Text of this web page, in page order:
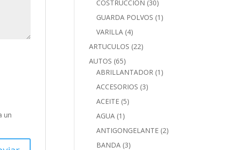
un
COSTRUCCION (30)
GUARDA POLVOS (1)
VARILLA (4)
ARTUCULOS (22)
AUTOS (65)
ABRILLANTADOR (1)
ACCESORIOS (3)
ACEITE (5)
AGUA (1)
ANTIGONGELANTE (2)
BANDA (3)